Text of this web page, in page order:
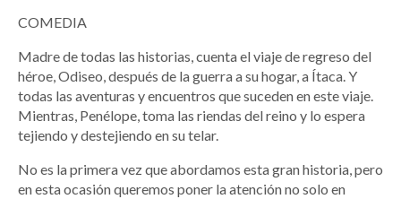
COMEDIA
Madre de todas las historias, cuenta el viaje de regreso del
héroe, Odiseo, después de la guerra a su hogar, a Ítaca. Y
todas las aventuras y encuentros que suceden en este viaje.
Mientras, Penélope, toma las riendas del reino y lo espera
tejiendo y destejiendo en su telar.
No es la primera vez que abordamos esta gran historia, pero
en esta ocasión queremos poner la atención no solo en